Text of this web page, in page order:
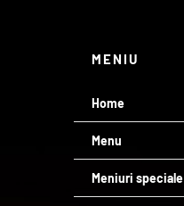
MENIU
Home
Menu
Meniuri speciale